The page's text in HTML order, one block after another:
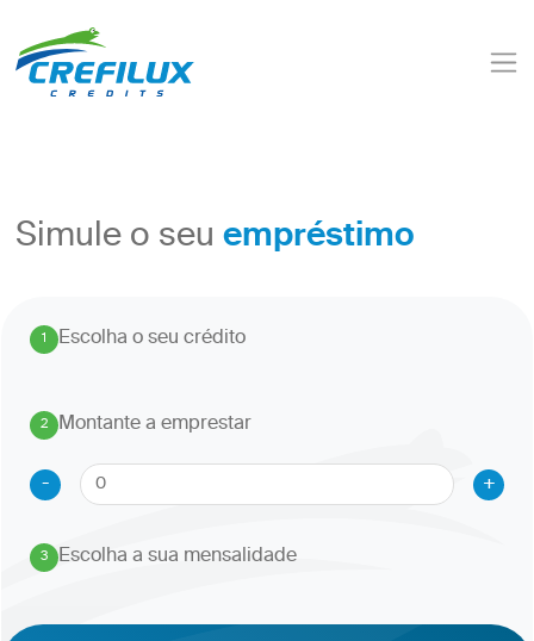
Simule o seuempréstimo
1. Escolha o seu crédito
2
.
Montante a emprestar
-
+
3
. Escolha a sua mensalidade